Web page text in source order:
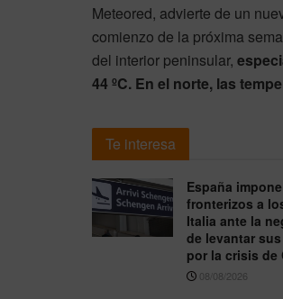
Meteored, advierte de un
comienzo de la próxima
del interior peninsular,
44 ºC. En el norte, las
Te interesa
España
fronterizos a
Italia ante la
de levantar
por la crisis de
08/08/2026